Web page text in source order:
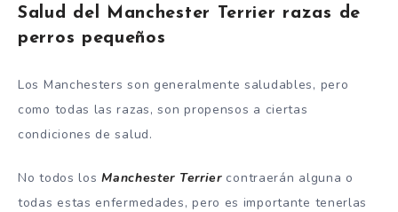
Salud del Manchester Terrier razas de
perros pequeños
Los Manchesters son generalmente saludables, pero
como todas las razas, son propensos a ciertas
condiciones de salud.
No todos losManchester Terriercontraerán alguna o
todas estas enfermedades, pero es importante tenerlas